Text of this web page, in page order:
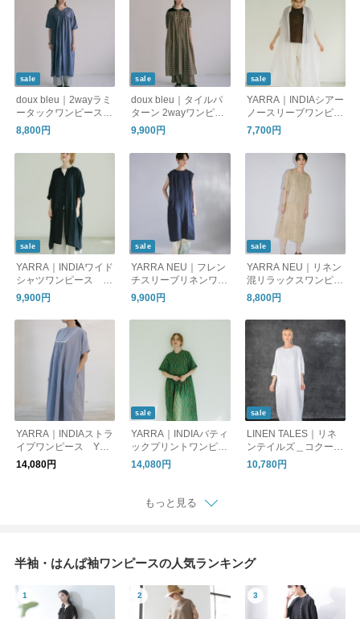
sale
doux bleu｜2wayラミ
ータックワンピース
DB-2624-062
8,800円
sale
doux bleu｜タイルパ
ターン 2wayワンピー
ス DB-2624-065
9,900円
sale
YARRA｜INDIAシアー
ノースリーブワンピー
ス YR-1624-304
7,700円
sale
YARRA｜INDIAワイド
シャツワンピース Y
R-1624-308
9,900円
sale
YARRA NEU｜フレン
チスリーブリネンワン
ピース NU-5624-44
9,900円
sale
YARRA NEU｜リネン
混リラックスワンピー
ス NU-5624-446
8,800円
YARRA｜INDIAストラ
イプワンピース YR-
1534-316
14,080円
sale
YARRA｜INDIAバティ
ックプリントワンピー
ス YR-1624-274
14,080円
sale
LINEN TALES｜リネ
ンテイルズ＿コクーン
ワンピース LT20SS
011
10,780円
もっと見る
半袖・はんぱ袖ワンピースの人気ランキング